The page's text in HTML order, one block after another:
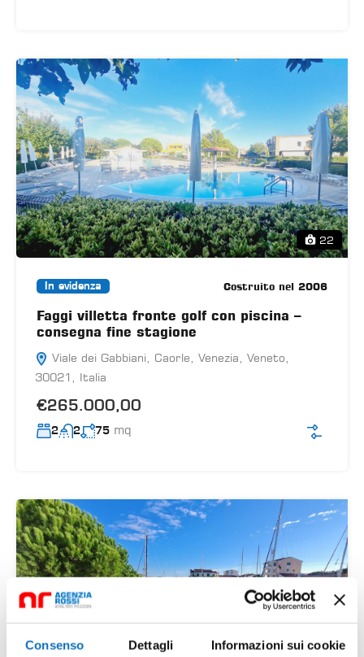
Consenso Dettagli Informazioni sui cookie
22
In evidenza Costruito nel 2006
Faggi villetta fronte golf con piscina –
consegna fine stagione
Viale dei Gabbiani, Caorle, Venezia, Veneto,
30021, Italia
€265.000,00
2 2 75 mq